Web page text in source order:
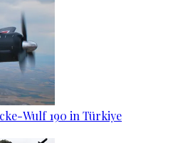
Wulf 190 in Türkiye